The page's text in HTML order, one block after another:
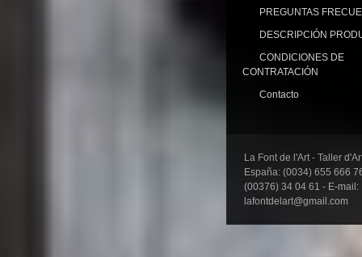
PREGUNTAS
DESCRIPCIÓN
CONDICIONES DE
CONTRATACIÓN
Contacto
La Font de l'Art - Taller
España: (0034) 655 666
(00376) 34 04 61 - E-mail:
lafontdelart@gmail.com